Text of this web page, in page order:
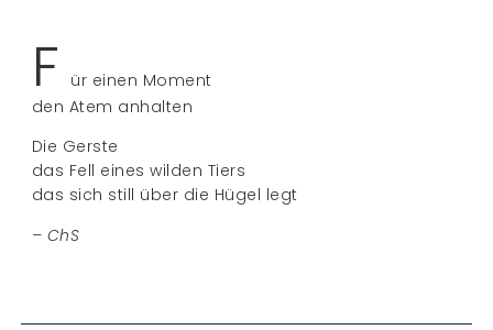
F
ür einen Moment
den Atem anhalten
Die Gerste
das Fell eines wilden Tiers
das sich still über die Hügel legt
– ChS